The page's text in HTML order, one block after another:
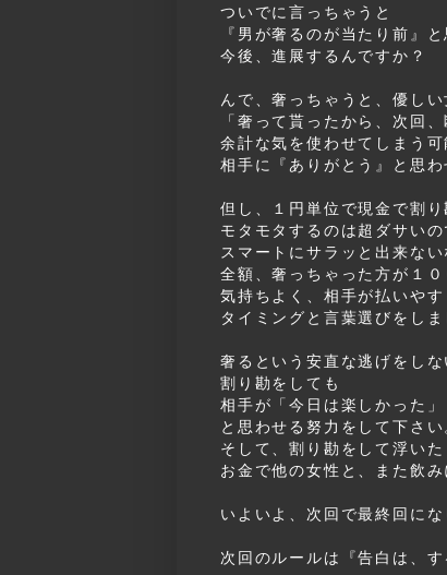
ついでに言っちゃうと
『男が奢るのが当たり前』
今後、進展するんですか？
んで、奢っちゃうと、優し
「奢って貰ったから、次回
余計な気を使わせてしまう可
相手に『ありがとう』と思
但し、１円単位で現金で割り
モタモタするのは超ダサいの
スマートにサラッと出来ない
全額、奢っちゃった方が１０
気持ちよく、相手が払いやす
タイミングと言葉選びをしま
奢るという安直な逃げをしな
割り勘をしても
相手が「今日は楽しかった」
と思わせる努力をして下さい
そして、割り勘をして浮いた
お金で他の女性と、また飲み
いよいよ、次回で最終回にな
次回のルールは『告白は、す